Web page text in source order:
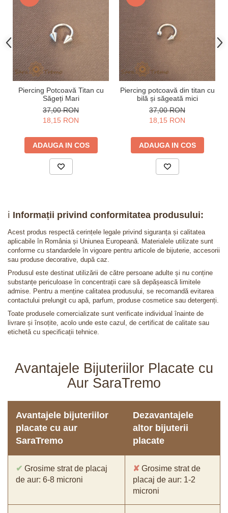
Piercing Potcoavă Titan cu
Săgeți Mari
37,00 RON
18,15 RON
ADAUGA IN COS
Piercing potcoavă din titan cu
bilă și săgeată mici
37,00 RON
18,15 RON
ADAUGA IN COS
ℹ️ Informații privind conformitatea produsului:
Acest produs respectă cerințele legale privind siguranța și calitatea
aplicabile în România și Uniunea Europeană. Materialele utilizate sunt
conforme cu standardele în vigoare pentru articole de bijuterie, accesorii
sau produse decorative, după caz.
Produsul este destinat utilizării de către persoane adulte și nu conține
substanțe periculoase în concentrații care să depășească limitele
admise. Pentru a menține calitatea produsului, se recomandă evitarea
contactului prelungit cu apă, parfum, produse cosmetice sau detergenți.
Toate produsele comercializate sunt verificate individual înainte de
livrare și însoțite, acolo unde este cazul, de certificat de calitate sau
etichetă cu specificații tehnice.
Avantajele Bijuteriilor Placate cu
Aur SaraTremo
Avantajele bijuteriilor
placate cu aur
SaraTremo
Dezavantajele
altor bijuterii
placate
✔ Grosime strat de placaj
de aur: 6-8 microni
✘ Grosime strat de
placaj de aur: 1-2
microni